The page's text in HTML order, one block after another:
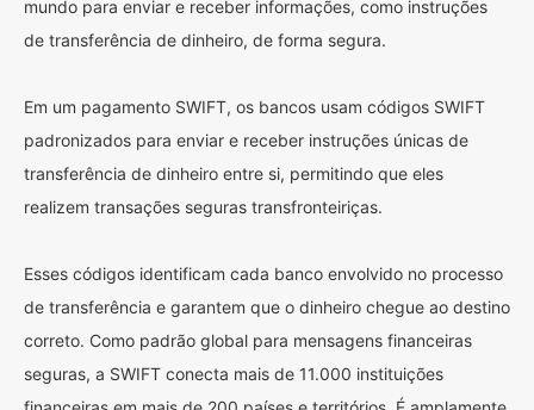
mundo para enviar e receber informações, como instruções
de transferência de dinheiro, de forma segura.
Em um pagamento SWIFT, os bancos usam códigos SWIFT
padronizados para enviar e receber instruções únicas de
transferência de dinheiro entre si, permitindo que eles
realizem transações seguras transfronteiriças.
Esses códigos identificam cada banco envolvido no processo
de transferência e garantem que o dinheiro chegue ao destino
correto. Como padrão global para mensagens financeiras
seguras, a SWIFT conecta mais de 11.000 instituições